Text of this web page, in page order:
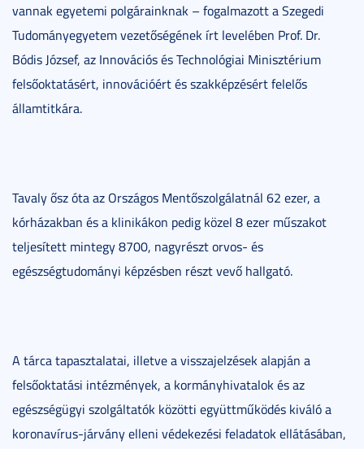
vannak egyetemi polgárainknak – fogalmazott a Szegedi
Tudományegyetem vezetőségének írt levelében Prof. Dr.
Bódis József, az Innovációs és Technológiai Minisztérium
felsőoktatásért, innovációért és szakképzésért felelős
államtitkára.
Tavaly ősz óta az Országos Mentőszolgálatnál 62 ezer, a
kórházakban és a klinikákon pedig közel 8 ezer műszakot
teljesített mintegy 8700, nagyrészt orvos- és
egészségtudományi képzésben részt vevő hallgató.
A tárca tapasztalatai, illetve a visszajelzések alapján a
felsőoktatási intézmények, a kormányhivatalok és az
egészségügyi szolgáltatók közötti együttműködés kiváló a
koronavírus-járvány elleni védekezési feladatok ellátásában,